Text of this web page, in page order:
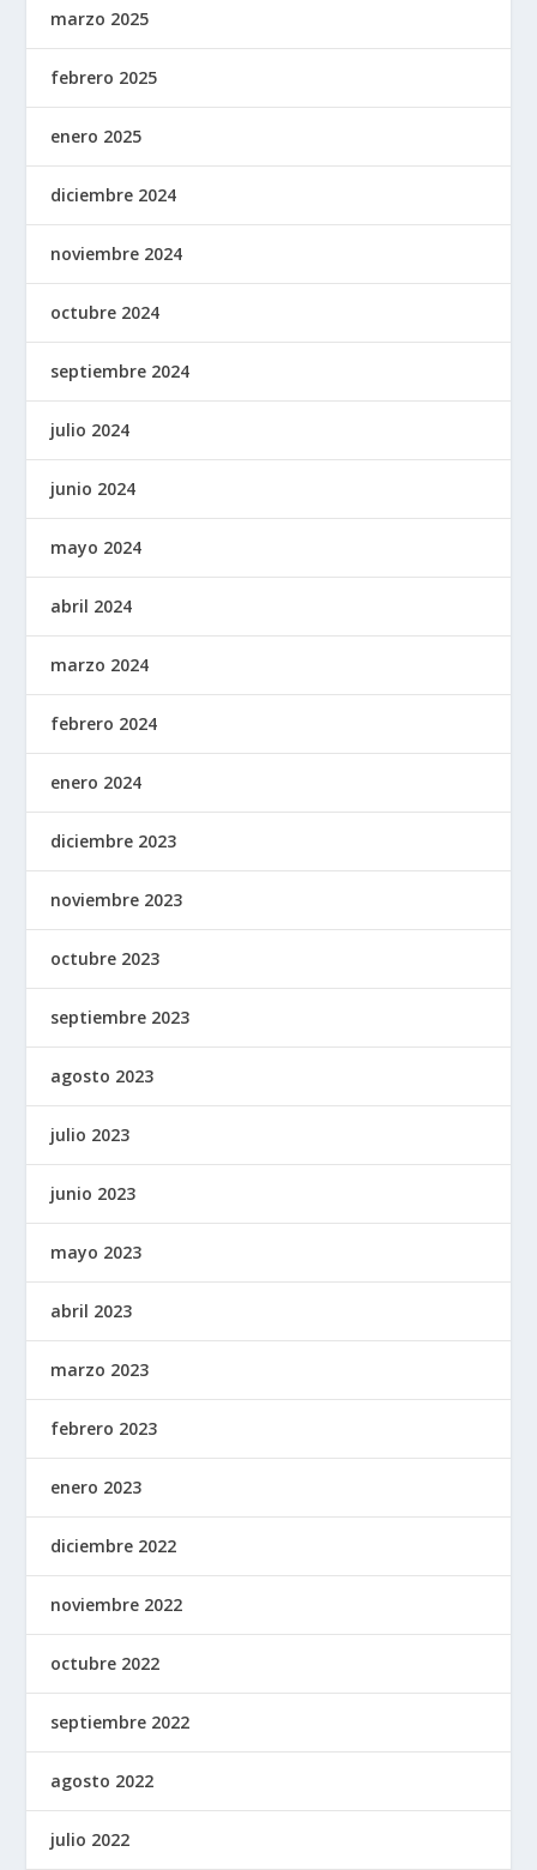
marzo 2025
febrero 2025
enero 2025
diciembre 2024
noviembre 2024
octubre 2024
septiembre 2024
julio 2024
junio 2024
mayo 2024
abril 2024
marzo 2024
febrero 2024
enero 2024
diciembre 2023
noviembre 2023
octubre 2023
septiembre 2023
agosto 2023
julio 2023
junio 2023
mayo 2023
abril 2023
marzo 2023
febrero 2023
enero 2023
diciembre 2022
noviembre 2022
octubre 2022
septiembre 2022
agosto 2022
julio 2022